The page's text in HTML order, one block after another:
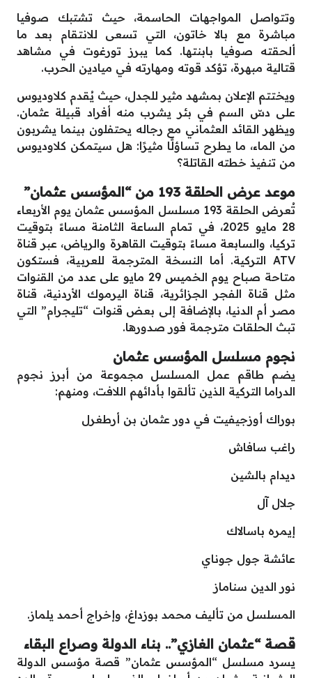
وتتواصل المواجهات الحاسمة، حيث تشتبك صوفيا
مباشرة مع بالا خاتون، التي تسعى للانتقام بعد ما
ألحقته صوفيا بابنتها. كما يبرز تورغوت في مشاهد
قتالية مبهرة، تؤكد قوته ومهارته في ميادين الحرب.
ويختتم الإعلان بمشهد مثير للجدل، حيث يُقدم كلاوديوس
على دسّ السم في بئر يشرب منه أفراد قبيلة عثمان.
ويظهر القائد العثماني مع رجاله يحتفلون بينما يشربون
من الماء، ما يطرح تساؤلًا مثيرًا: هل سيتمكن كلاوديوس
من تنفيذ خطته القاتلة؟
موعد عرض الحلقة 193 من “المؤسس عثمان”
تُعرض الحلقة 193 مسلسل المؤسس عثمان يوم الأربعاء
28 مايو 2025، في تمام الساعة الثامنة مساءً بتوقيت
تركيا، والسابعة مساءً بتوقيت القاهرة والرياض، عبر قناة
ATV التركية. أما النسخة المترجمة للعربية، فستكون
متاحة صباح يوم الخميس 29 مايو على عدد من القنوات
مثل قناة الفجر الجزائرية، قناة اليرموك الأردنية، قناة
مصر أم الدنيا، بالإضافة إلى بعض قنوات “تليجرام” التي
تبث الحلقات مترجمة فور صدورها.
نجوم مسلسل المؤسس عثمان
يضم طاقم عمل المسلسل مجموعة من أبرز نجوم
الدراما التركية الذين تألقوا بأدائهم اللافت، ومنهم:
بوراك أوزجيفيت في دور عثمان بن أرطغرل
راغب سافاش
ديدام بالشين
جلال آل
إيمره باسالاك
عائشة جول جوناي
نور الدين سناماز
المسلسل من تأليف محمد بوزداغ، وإخراج أحمد يلماز.
قصة “عثمان الغازي”.. بناء الدولة وصراع البقاء
يسرد مسلسل “المؤسس عثمان” قصة مؤسس الدولة